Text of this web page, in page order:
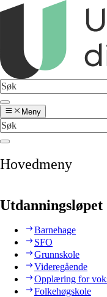
Meny
Hovedmeny
Utdanningsløpet
Barnehage
SFO
Grunnskole
Videregående
Opplæring for
Folkehøgskole